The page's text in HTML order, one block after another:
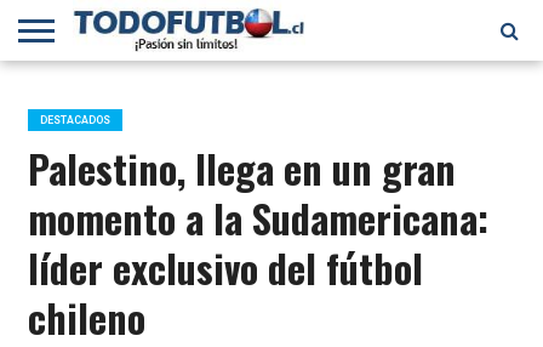
PRIMERA
B
SELECCIÓN
CHILENA
CHILENOS
EN EL
MUNDO
FÚTBOL
INTERNACIONAL
DESTACADOS
Palestino, llega en un gran
momento a la Sudamericana:
líder exclusivo del fútbol
chileno